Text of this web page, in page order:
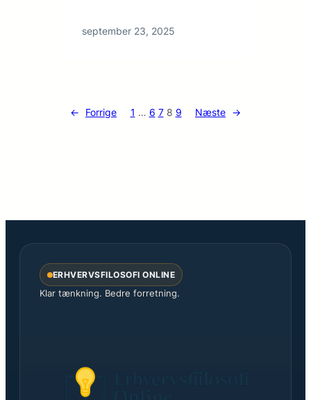
september 23, 2025
← Forrige 1 … 6 7 8 9 Næste →
ERHVERVSFILOSOFI ONLINE
Klar tænkning. Bedre forretning.